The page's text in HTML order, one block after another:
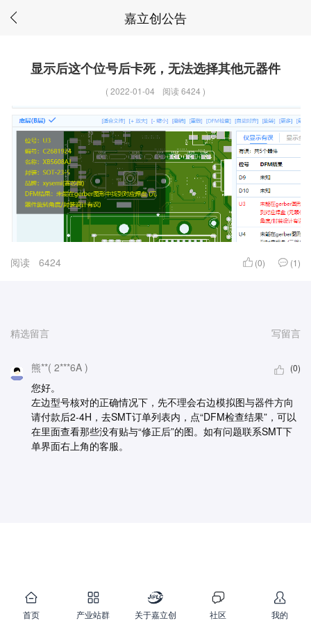
嘉立创公告
显示后这个位号后卡死，无法选择其他元器件
(2022-01-04 阅读 6424 )
阅读 6424 (0) (1)
精选留言 写留言
熊**( 2***6A ) (0)
您好。
左边型号核对的正确情况下，先不理会右边模拟图与器件方向
请付款后2-4H，去SMT订单列表内，点“DFM检查结果”，可以
在里面查看那些没有贴与“修正后”的图。如有问题联系SMT下
单界面右上角的客服。
首页 产业站群 关于嘉立创 社区 我的